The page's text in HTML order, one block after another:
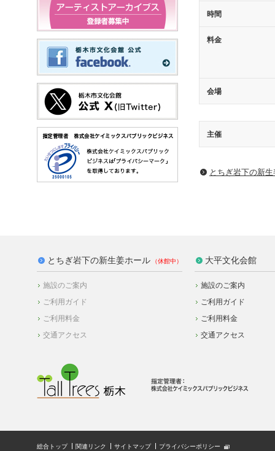
時間
料金
会場
主催
とちぎ岩下の新
とちぎ岩下の新生姜ホール
施設のご案内
ご利用ガイド
ご利用料金
交通アクセス
大平文化会館
施設のご案内
ご利用ガイド
ご利用料金
交通アクセス
総合トップ 関連リンク サイトマップ プライバシーポリシー